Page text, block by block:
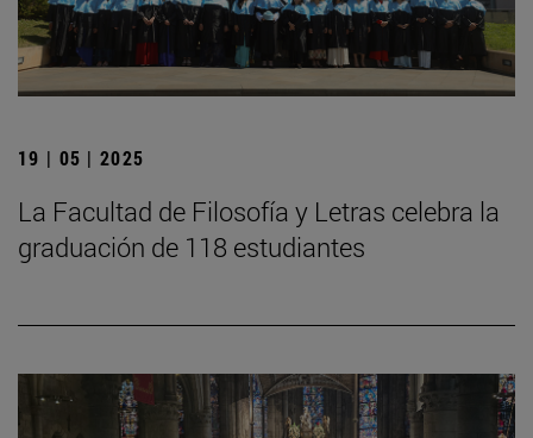
19 | 05 | 2025
La Facultad de Filosofía y Letras celebra la
graduación de 118 estudiantes